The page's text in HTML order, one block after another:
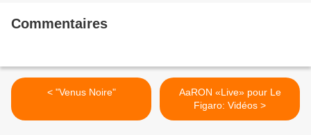
Commentaires
< "Venus Noire"
AaRON «Live» pour Le
Figaro: Vidéos >